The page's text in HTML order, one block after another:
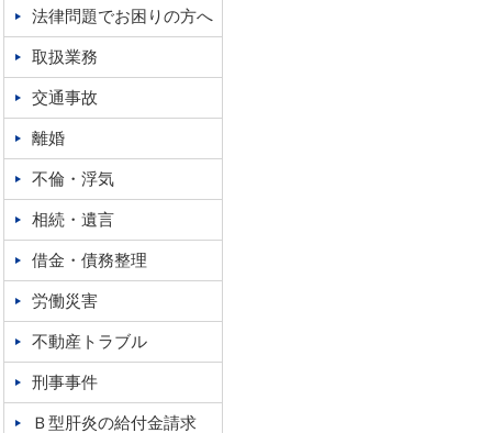
法律問題でお困りの方へ
取扱業務
交通事故
離婚
不倫・浮気
相続・遺言
借金・債務整理
労働災害
不動産トラブル
刑事事件
Ｂ型肝炎の給付金請求